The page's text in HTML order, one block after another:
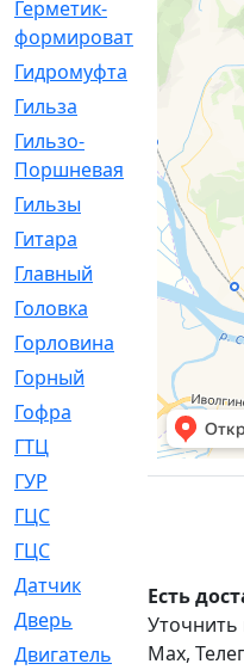
Герметик-
формирователь
Гидромуфта
Гильза
Гильзо-
Поршневая
Гильзы
[259]
Гитара
[7]
Главный
Головка
Горловина
Горный
Гофра
ГТЦ
ГУР
ГЦC
ГЦС
Датчик
Дверь
Двигатель
Есть
Max,